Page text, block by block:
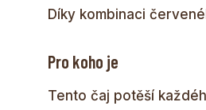
Díky kombinaci
Pro koho je
Tento čaj potěší